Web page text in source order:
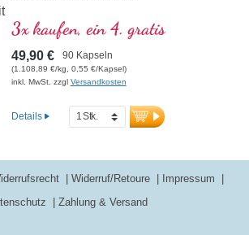
3x kaufen, ein 4. gratis
49,90 € 90 Kapseln
(1.108,89 €/kg, 0,55 €/Kapsel)
inkl. MwSt. zzgl Versandkosten
Details
Widerruf/Retoure
Impressum
Zahlung & Versand